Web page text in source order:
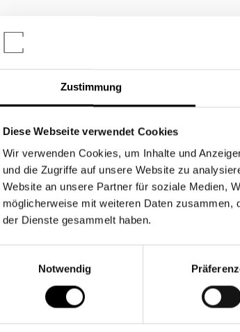
Zustimmung
Diese Webseite verwendet Cookies
Wir verwenden Cookies, um Inhalte und
und die Zugriffe auf unsere Website zu
Website an unsere Partner für soziale Medien,
möglicherweise mit weiteren Daten zusammen,
der Dienste gesammelt haben.
Notwendig
Konditionen